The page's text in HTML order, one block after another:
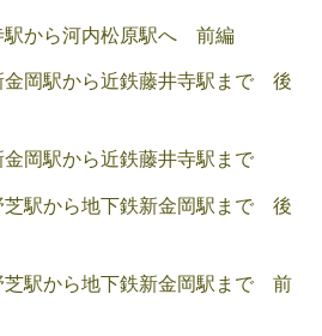
から河内松原駅へ 前編
岡駅から近鉄藤井寺駅まで 後
岡駅から近鉄藤井寺駅まで
駅から地下鉄新金岡駅まで 後
駅から地下鉄新金岡駅まで 前